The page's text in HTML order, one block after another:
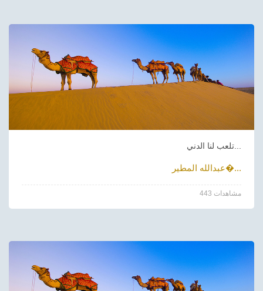
عبدالله المطير�...
443 مشاهدات